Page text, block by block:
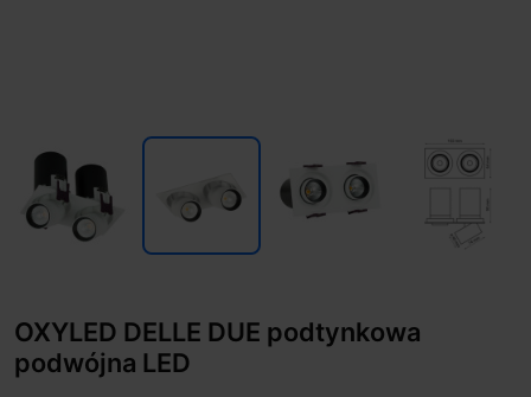
OXYLED DELLE DUE podtynkowa
podwójna LED